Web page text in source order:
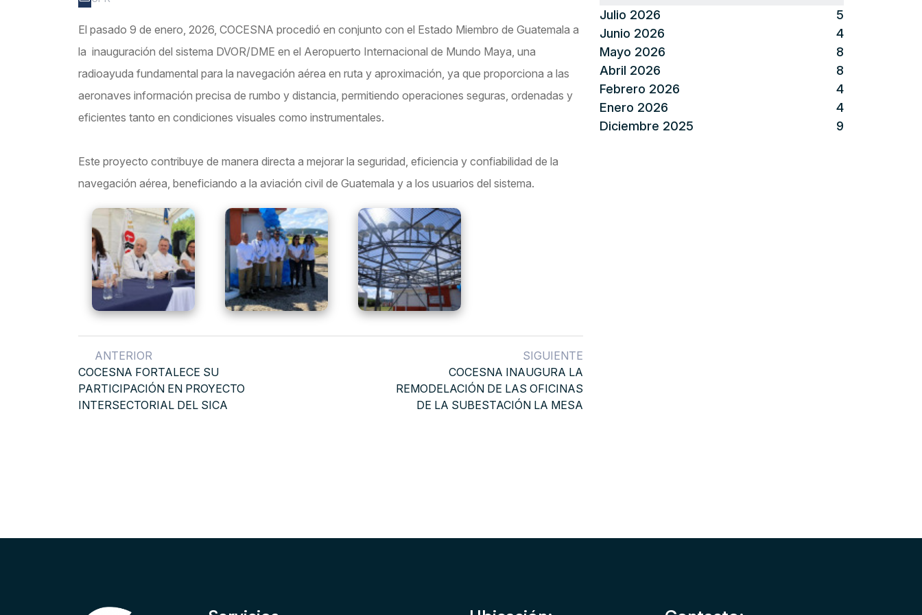
El pasado 9 de enero, 2026, COCESNA procedió en conjunto con el Estado Miembro de Guatemala a
la inauguración del sistema DVOR/DME en el Aeropuerto Internacional de Mundo Maya, una
radioayuda fundamental para la navegación aérea en ruta y aproximación, ya que proporciona a las
aeronaves información precisa de rumbo y distancia, permitiendo operaciones seguras, ordenadas y
eficientes tanto en condiciones visuales como instrumentales.
Este proyecto contribuye de manera directa a mejorar la seguridad, eficiencia y confiabilidad de la
navegación aérea, beneficiando a la aviación civil de Guatemala y a los usuarios del sistema.
ANTERIOR
COCESNA FORTALECE SU
PARTICIPACIÓN EN PROYECTO
INTERSECTORIAL DEL SICA
SIGUIENTE
COCESNA INAUGURA LA
REMODELACIÓN DE LAS OFICINAS
DE LA SUBESTACIÓN LA MESA
Julio 2026
5
Junio 2026
4
Mayo 2026
8
Abril 2026
8
Febrero 2026
4
Enero 2026
4
Diciembre 2025
9